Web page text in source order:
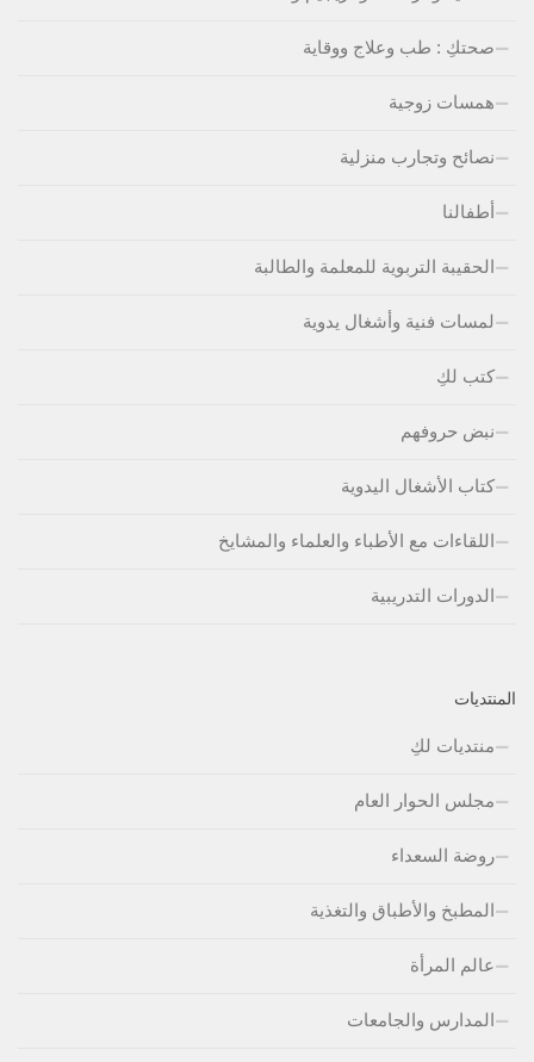
صحتكِ : طب وعلاج ووقاية
همسات زوجية
نصائح وتجارب منزلية
أطفالنا
الحقيبة التربوية للمعلمة والطالبة
لمسات فنية وأشغال يدوية
كتب لكِ
نبض حروفهم
كتاب الأشغال اليدوية
اللقاءات مع الأطباء والعلماء والمشايخ
الدورات التدريبية
المنتديات
منتديات لكِ
مجلس الحوار العام
روضة السعداء
المطبخ والأطباق والتغذية
عالم المرأة
المدارس والجامعات